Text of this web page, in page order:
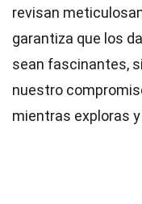
revisan
garantiza que los
sean fascinantes,
nuestro
mientras exploras